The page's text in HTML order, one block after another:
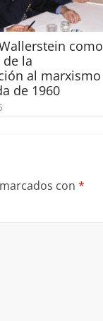
como
la
al marxismo
de 1960
con *